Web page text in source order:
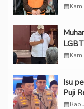
calendar_month
calendar_month
Isu
Puji
calendar_month